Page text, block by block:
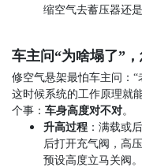
缩空气去蓄压器还
车主问“为啥塌了”
修空气悬架最怕车主问： “
这时候系统的工作原理就
个事： 车身高度对不对。
升高过程 ：满载或
后打开充气阀，高
预设高度立马关阀。